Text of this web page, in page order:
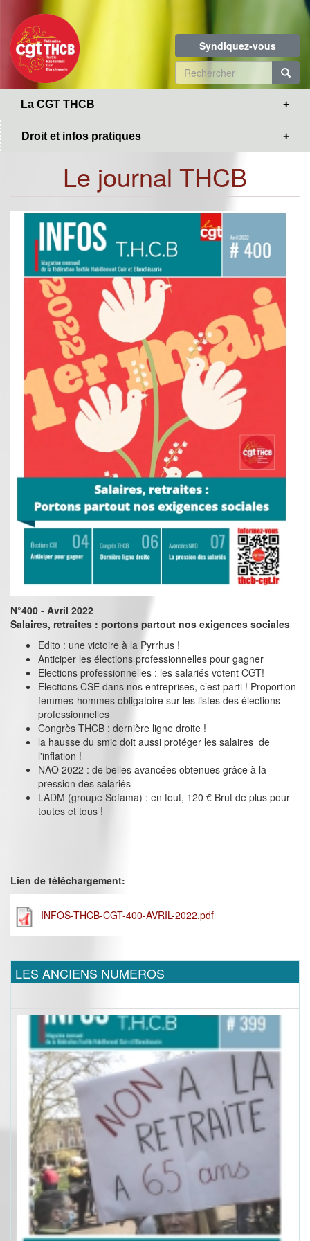
contenu
principal
Syndiquez-vous
Formulaire
de
La CGT THCB
Droit et infos pratiques
Le journal THCB
N°400 - Avril 2022
Salaires, retraites : portons partout nos exigences sociales
Edito : une victoire à la Pyrrhus !
Anticiper les élections professionnelles pour gagner
Elections professionnelles : les salariés votent CGT!
Elections CSE dans nos entreprises, c’est parti ! Proportion
femmes-hommes obligatoire sur les listes des élections
professionnelles
Congrès THCB : dernière ligne droite !
la hausse du smic doit aussi protéger les salaires de
l'inflation !
NAO 2022 : de belles avancées obtenues grâce à la
pression des salariés
LADM (groupe Sofama) : en tout, 120 € Brut de plus pour
toutes et tous !
Lien de téléchargement:
INFOS-THCB-CGT-400-AVRIL-2022.pdf
LES ANCIENS NUMEROS